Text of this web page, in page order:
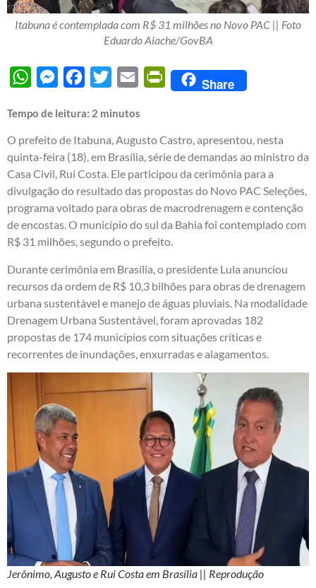
Itabuna é contemplada com R$ 31 milhões no Novo PAC || Foto
Eduardo Aiache/GovBA
WhatsAppMessengerFacebook
Twitter Email PrintFriendly
Share
Tempo de leitura: 2 minutos
O prefeito de Itabuna, Augusto Castro, apresentou, nesta
quinta-feira (18), em Brasília, série de demandas ao ministro da
Casa Civil, Rui Costa. Ele participou da cerimônia para a
divulgação do resultado das propostas do Novo PAC Seleções,
programa voltado para obras de macrodrenagem e contenção
de encostas. O município do sul da Bahia foi contemplado com
R$ 31 milhões, segundo o prefeito.
Durante cerimônia em Brasília, o presidente Lula anunciou
recursos da ordem de R$ 10,3 bilhões para obras de drenagem
urbana sustentável e manejo de águas pluviais. Na modalidade
Drenagem Urbana Sustentável, foram aprovadas 182
propostas de 174 municípios com situações críticas e
recorrentes de inundações, enxurradas e alagamentos.
Jerônimo, Augusto e Rui Costa em Brasília || Reprodução